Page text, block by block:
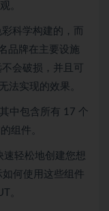
。
科学构建的，而
品牌在主要设施
会破损，并且可
法实现的效果。
中包含所有 17 个
组件。
轻松地创建您想
何使用这些组件
。